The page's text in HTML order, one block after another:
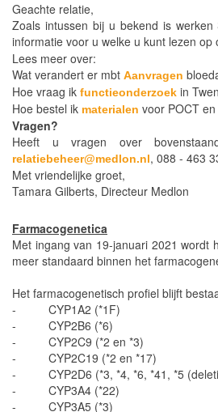
Geachte relatie,
Zoals intussen bij u bekend is
informatie voor u welke u kunt lezen op
Lees meer over:
Wat verandert er mbt Aanvragen
Hoe vraag ik functieonderzoek in
Hoe bestel ik materialen voor POCT
Vragen?
Heeft u vragen over
relatiebeheer@medlon.nl, 088 - 463
Met vriendelijke groet,
Tamara Gilberts,
Farmacogenetica
Met ingang van 19-januari 2021 wordt
meer standaard binnen het
Het farmacogenetisch profiel blijft
- CYP1A2 (*1F)
- CYP2B6 (*6)
- CYP2C9 (*2 en *3)
- CYP2C19 (*2 en *17)
- CYP2D6 (*3, *4, *6, *41, *5
- CYP3A4 (*22)
- CYP3A5 (*3)